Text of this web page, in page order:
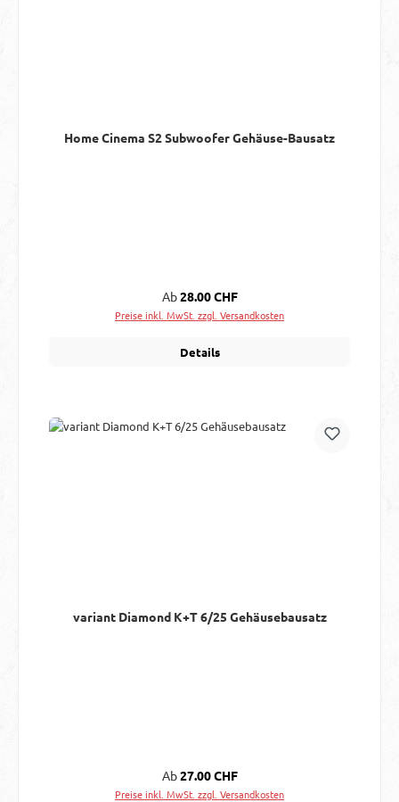
Home Cinema S2 Subwoofer Gehäuse-Bausatz
Regulärer Preis:
Ab28.00 CHF
Preise inkl. MwSt. zzgl. Versandkosten
Details
variant Diamond K+T 6/25 Gehäusebausatz
Regulärer Preis:
Ab27.00 CHF
Preise inkl. MwSt. zzgl. Versandkosten